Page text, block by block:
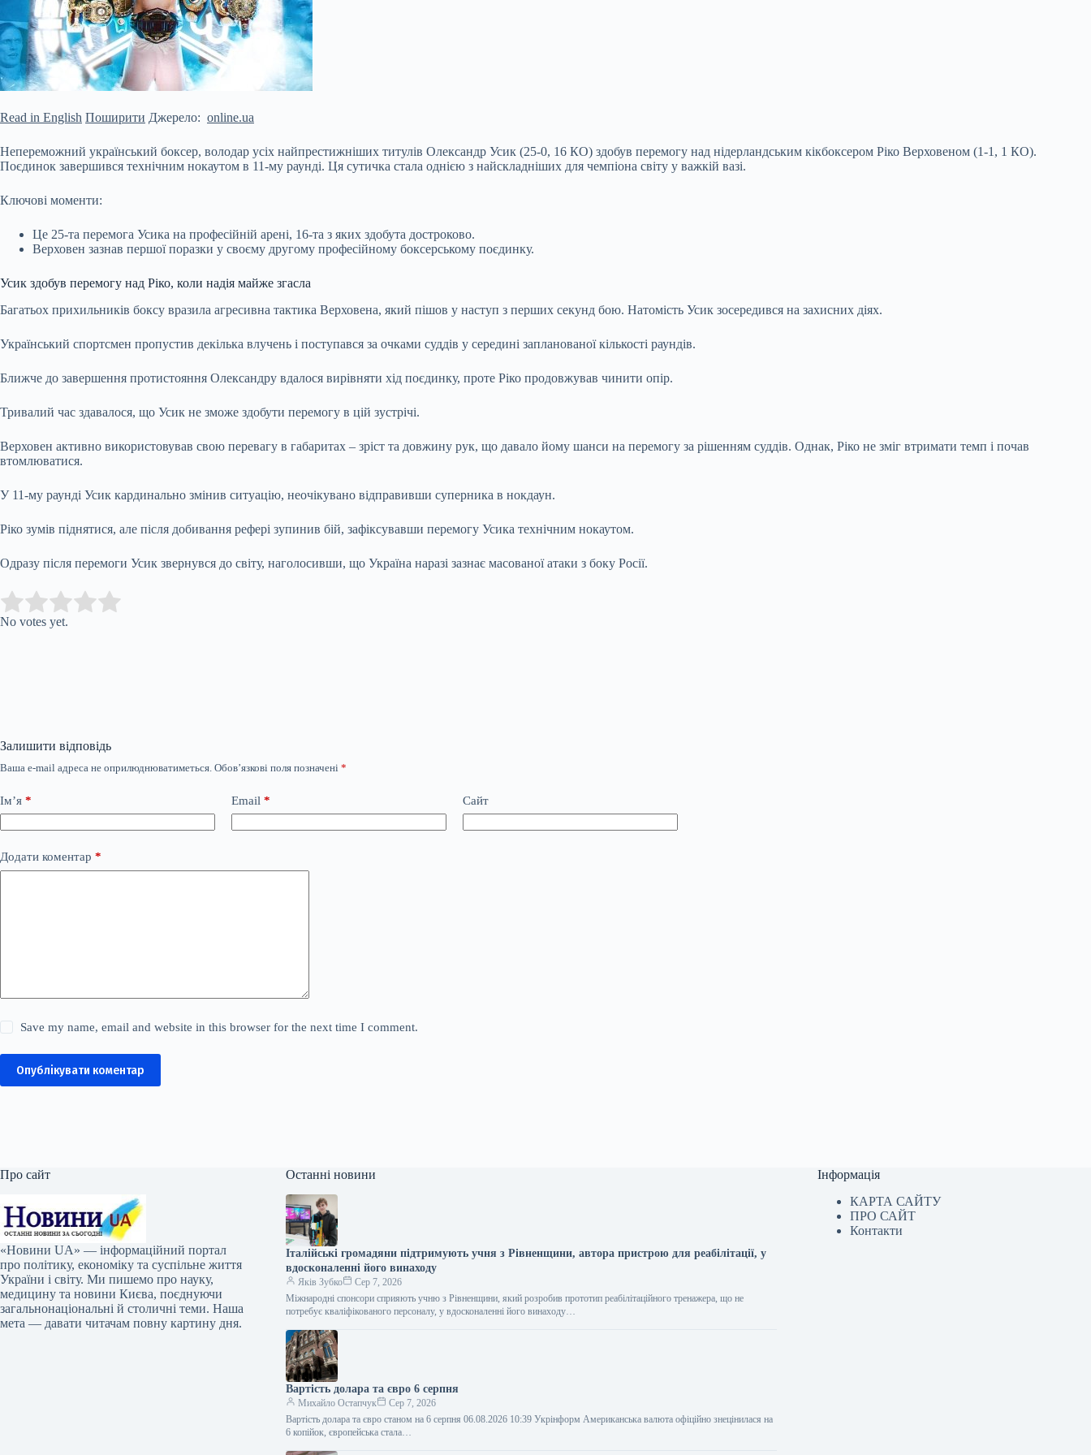
Read in English Поширити Джерело: online.ua
Непереможний український боксер, володар усіх найпрестижніших титулів Олександр Усик (25-0, 16 КО) здобув перемогу над нідерландським кікбоксером Ріко Верховеном (1-1, 1 КО).
Поєдинок завершився технічним нокаутом в 11-му раунді. Ця сутичка стала однією з найскладніших для чемпіона світу у важкій вазі.
Ключові моменти:
Це 25-та перемога Усика на професійній арені, 16-та з яких здобута достроково.
Верховен зазнав першої поразки у своєму другому професійному боксерському поєдинку.
Усик здобув перемогу над Ріко, коли надія майже згасла
Багатьох прихильників боксу вразила агресивна тактика Верховена, який пішов у наступ з перших секунд бою. Натомість Усик зосередився на захисних діях.
Український спортсмен пропустив декілька влучень і поступався за очками суддів у середині запланованої кількості раундів.
Ближче до завершення протистояння Олександру вдалося вирівняти хід поєдинку, проте Ріко продовжував чинити опір.
Тривалий час здавалося, що Усик не зможе здобути перемогу в цій зустрічі.
Верховен активно використовував свою перевагу в габаритах – зріст та довжину рук, що давало йому шанси на перемогу за рішенням суддів. Однак, Ріко не зміг втримати темп і почав
втомлюватися.
У 11-му раунді Усик кардинально змінив ситуацію, неочікувано відправивши суперника в нокдаун.
Ріко зумів піднятися, але після добивання рефері зупинив бій, зафіксувавши перемогу Усика технічним нокаутом.
Одразу після перемоги Усик звернувся до світу, наголосивши, що Україна наразі зазнає масованої атаки з боку Росії.
Rate this item:
No votes yet.
Залишити відповідь
Ваша e-mail адреса не оприлюднюватиметься. Обов’язкові поля позначені *
Ім’я * Email * Сайт
Додати коментар *
Save my name, email and website in this browser for the next time I comment.
Опублікувати коментар
Про сайт
«Новини UA» — інформаційний портал
про політику, економіку та суспільне життя
України і світу. Ми пишемо про науку,
медицину та новини Києва, поєднуючи
загальнонаціональні й столичні теми. Наша
мета — давати читачам повну картину дня.
Останні новини
Італійські громадяни підтримують учня з Рівненщини, автора пристрою для реабілітації, у
вдосконаленні його винаходу
Яків Зубко
Сер 7, 2026
Міжнародні спонсори сприяють учню з Рівненщини, який розробив прототип реабілітаційного тренажера, що не
потребує кваліфікованого персоналу, у вдосконаленні його винаходу…
Вартість долара та євро 6 серпня
Михайло Остапчук
Сер 7, 2026
Вартість долара та євро станом на 6 серпня 06.08.2026 10:39 Укрінформ Американська валюта офіційно знецінилася на
6 копійок, європейська стала…
Інформація
КАРТА САЙТУ
ПРО САЙТ
Контакти